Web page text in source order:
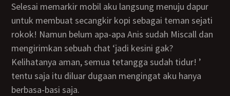
Selesai memarkir mobil aku langsung menuju dapur
untuk membuat secangkir kopi sebagai teman sejati
rokok! Namun belum apa-apa Anis sudah Miscall dan
mengirimkan sebuah chat ‘jadi kesini gak?
Kelihatanya aman, semua tetangga sudah tidur! ’
tentu saja itu diluar dugaan mengingat aku hanya
berbasa-basi saja.